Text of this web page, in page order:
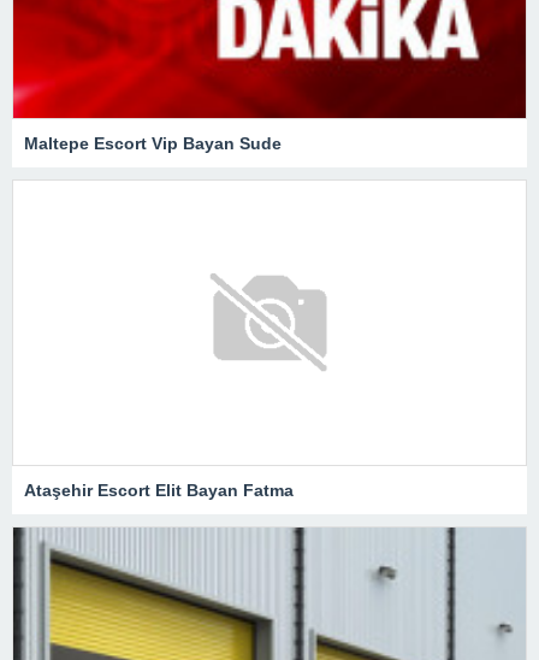
Maltepe Escort Vip Bayan Sude
Ataşehir Escort Elit Bayan Fatma